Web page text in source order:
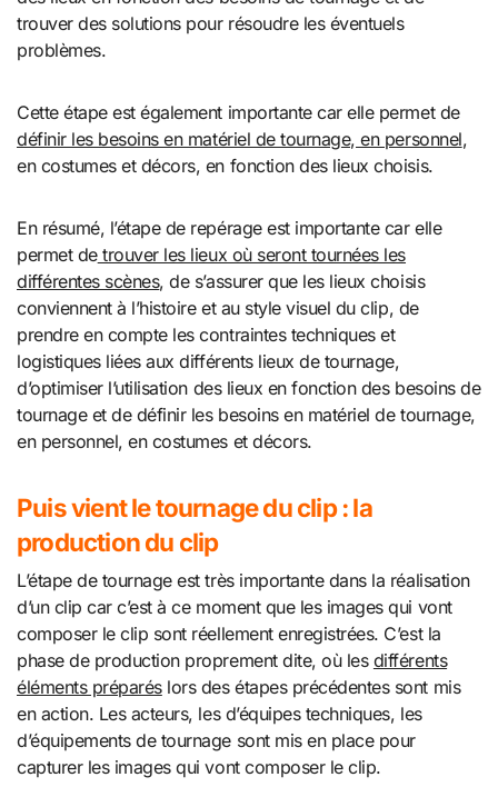
trouver des solutions pour résoudre les éventuels
problèmes.
Cette étape est également importante car elle permet de
définir les besoins en matériel de tournage, en personnel,
en costumes et décors, en fonction des lieux choisis.
En résumé, l’étape de repérage est importante car elle
permet detrouver les lieux où seront tournées les
différentes scènes, de s’assurer que les lieux choisis
conviennent à l’histoire et au style visuel du clip, de
prendre en compte les contraintes techniques et
logistiques liées aux différents lieux de tournage,
d’optimiser l’utilisation des lieux en fonction des besoins de
tournage et de définir les besoins en matériel de tournage,
en personnel, en costumes et décors.
Puis vient le tournage du clip : la
production du clip
L’étape de tournage est très importante dans la réalisation
d’un clip car c’est à ce moment que les images qui vont
composer le clip sont réellement enregistrées. C’est la
phase de production proprement dite, où les différents
éléments préparéslors des étapes précédentes sont mis
en action. Les acteurs, les d’équipes techniques, les
d’équipements de tournage sont mis en place pour
capturer les images qui vont composer le clip.